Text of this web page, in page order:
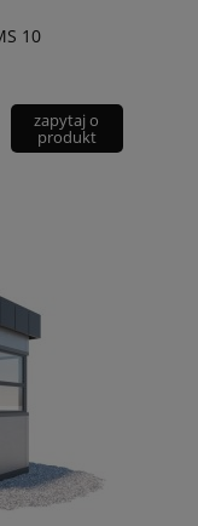
10
zapytaj o
produkt